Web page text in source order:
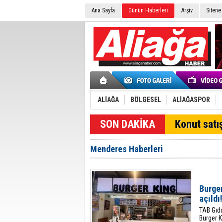
Ana Sayfa Günün Haberleri Arşiv
ALİAĞA BÖLGESEL ALİAĞASPOR
Konut
Menderes Haberleri
açıldı!
TAB
Burger